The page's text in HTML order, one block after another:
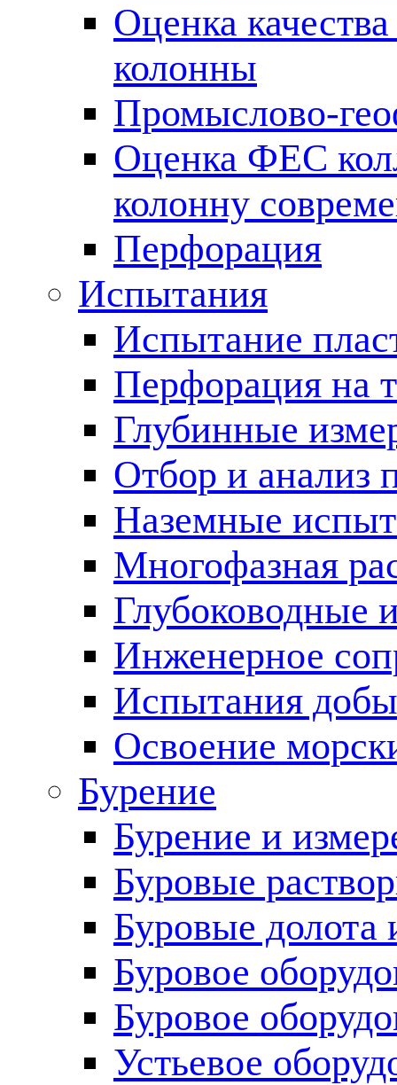
Оценка
колонны
Промыслово-
Оценка ФЕС
колонну
Перфорация
Испытания
Испытание
Перфорация на
Глубинные
Отбор и анализ
Наземные
Многофазная
Глубоководные
Инженерное
Испытания
Освоение
Бурение
Бурение и
Буровые
Буровые долота
Буровое
Буровое
Устьевое